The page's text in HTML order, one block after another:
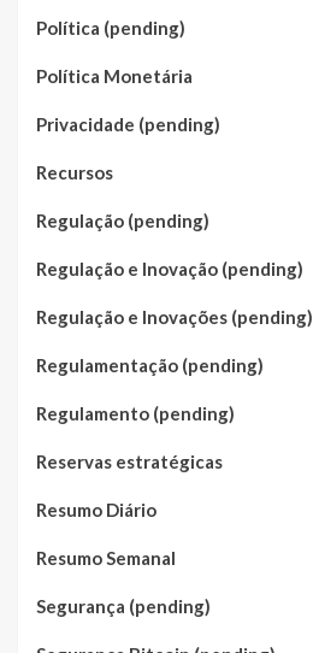
Política (pending)
Política Monetária
Privacidade (pending)
Recursos
Regulação (pending)
Regulação e Inovação (pending)
Regulação e Inovações (pending)
Regulamentação (pending)
Regulamento (pending)
Reservas estratégicas
Resumo Diário
Resumo Semanal
Segurança (pending)